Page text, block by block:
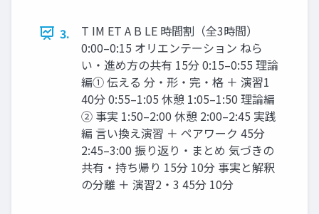
3.
T IM ET A B LE 時間割（全3時間）
0:00–0:15 オリエンテーション ねら
い・進め方の共有 15分 0:15–0:55 理論
編① 伝える 分・形・完・格 ＋ 演習1
40分 0:55–1:05 休憩 1:05–1:50 理論編
② 事実 1:50–2:00 休憩 2:00–2:45 実践
編 言い換え演習 ＋ ペアワーク 45分
2:45–3:00 振り返り・まとめ 気づきの
共有・持ち帰り 15分 10分 事実と解釈
の分離 ＋ 演習2・3 45分 10分